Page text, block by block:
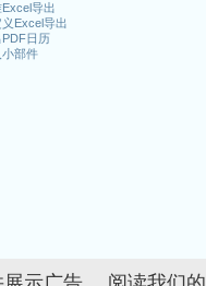
Excel导出
义Excel导出
PDF日历
小部件